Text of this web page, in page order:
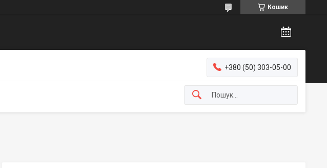
Кошик
+380 (50) 303-05-00